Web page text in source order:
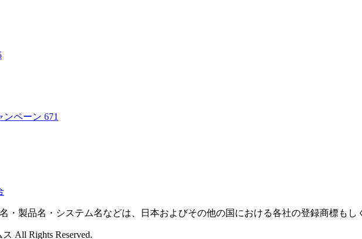
ンペーン 671
・製品名・システム名などは、日本およびその他の国における各社の登録商標もし
All Rights Reserved.